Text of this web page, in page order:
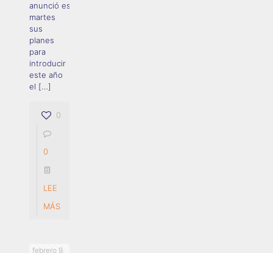
anunció este
martes
sus
planes
para
introducir
este año
el […]
0
0
LEE
MÁS
febrero 9,